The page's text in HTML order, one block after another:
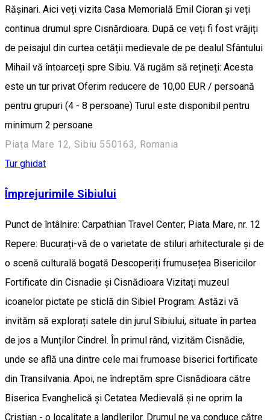
Rășinari. Aici veți vizita Casa Memorială Emil Cioran și veți
continua drumul spre Cisnărdioara. După ce veți fi fost vrăjiți
de peisajul din curtea cetății medievale de pe dealul Sfântului
Mihail vă întoarceți spre Sibiu. Vă rugăm să rețineți: Acesta
este un tur privat Oferim reducere de 10,00 EUR / persoană
pentru grupuri (4 - 8 persoane) Turul este disponibil pentru
minimum 2 persoane
Piața Mare 12, Sibiu 550163, Romania
Tur ghidat
Împrejurimile Sibiului
Punct de întâlnire: Carpathian Travel Center; Piata Mare, nr. 12
Repere: Bucurați-vă de o varietate de stiluri arhitecturale și de
o scenă culturală bogată Descoperiți frumusețea Bisericilor
Fortificate din Cisnadie și Cisnădioara Vizitați muzeul
icoanelor pictate pe sticlă din Sibiel Program: Astăzi vă
invităm să explorați satele din jurul Sibiului, situate în partea
de jos a Munților Cindrel. În primul rând, vizităm Cisnădie,
unde se află una dintre cele mai frumoase biserici fortificate
din Transilvania. Apoi, ne îndreptăm spre Cisnădioara către
Biserica Evanghelică și Cetatea Medievală și ne oprim la
Cristian - o localitate a landlerilor. Drumul ne va conduce către